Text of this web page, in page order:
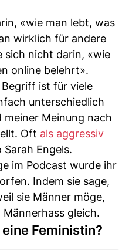
«wie man lebt, was
wirklich für andere
sich nicht darin, «wie
online belehrt».
ist für viele
unterschiedlich
meiner Meinung nach
Oft als aggressiv
Sarah Engels.
im Podcast wurde ihr
Indem sie sage,
sie Männer möge,
Männerhass gleich.
Feministin?